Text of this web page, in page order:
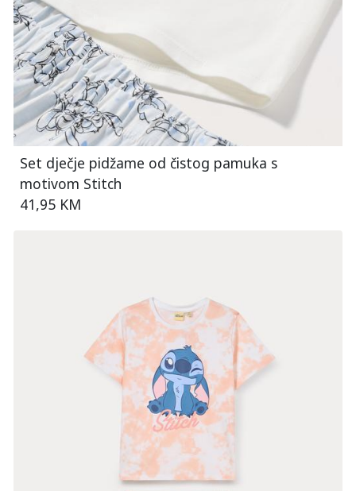
Set dječje pidžame od čistog pamuka s
motivom Stitch
41,95 KM